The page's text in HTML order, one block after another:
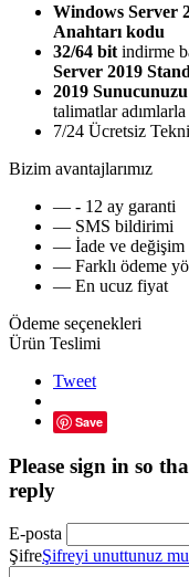
Windows Server
Anahtarı kodu
32/64 bit indirme
Server 2019
2019 Sunucunuzu
talimatlar adımlarla
7/24 Ücretsiz
Bizim avantajlarımız
— - 12 ay garanti
— SMS bildirimi
— İade ve değişim
— Farklı ödeme
— En ucuz fiyat
Ödeme seçenekleri
Ürün Teslimi
Tweet
Save
Please sign in so
reply
E-posta
ŞifreŞifreyi unuttunuz